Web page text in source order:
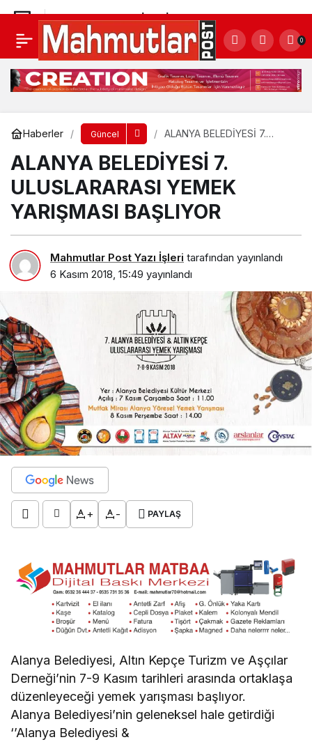
0
Haberler Güncel
ALANYA BELEDİYESİ 7.
YARIŞMASI BAŞLIYOR
ALANYA BELEDİYESİ 7.
ULUSLARARASI YEMEK
YARIŞMASI BAŞLIYOR
Mahmutlar Post Yazı İşleri tarafından yayınlandı
6 Kasım 2018, 15:49 yayınlandı
+ - PAYLAŞ
Alanya Belediyesi, Altın Kepçe Turizm ve Aşçılar
Derneği’nin 7-9 Kasım tarihleri arasında ortaklaşa
düzenleyeceği yemek yarışması başlıyor.
Alanya Belediyesi’nin geleneksel hale getirdiği
‘’Alanya Belediyesi &
ALANYA BELEDİYESİ 7. ULUSLARARASI
YEMEK YARIŞMASI BAŞLIYOR
Yorum Yap